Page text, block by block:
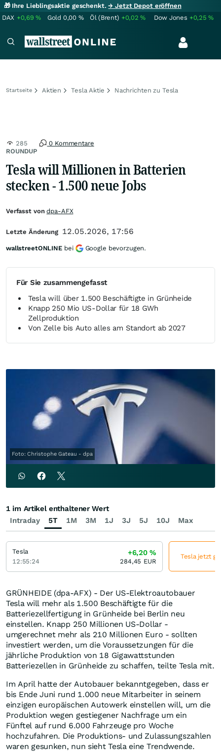
🎁 Ihre Lieblingsaktie geschenkt.→ Jetzt Depot eröffnen
DAX +0,69% Gold 0,00 % Öl (Brent) +0,02% Dow Jones +0,25%
Startseite Aktien Tesla Aktie Nachrichten zu Tesla
ROUNDUP
285 0 Kommentare
Tesla will Millionen in Batterien
stecken - 1.500 neue Jobs
Für Sie zusammengefasst
Tesla will über 1.500 Beschäftigte in Grünheide
Knapp 250 Mio US-Dollar für 18 GWh
Zellproduktion
Von Zelle bis Auto alles am Standort ab 2027
Foto: Christophe Gateau - dpa
GRÜNHEIDE (dpa-AFX) - Der US-Elektroautobauer
Tesla will mehr als 1.500 Beschäftigte für die
Batteriezellfertigung in Grünheide bei Berlin neu
einstellen. Knapp 250 Millionen US-Dollar -
umgerechnet mehr als 210 Millionen Euro - sollten
investiert werden, um die Voraussetzungen für die
jährliche Produktion von 18 Gigawattstunden
Batteriezellen in Grünheide zu schaffen, teilte Tesla mit.
Im April hatte der Autobauer bekanntgegeben, dass er
bis Ende Juni rund 1.000 neue Mitarbeiter in seinem
einzigen europäischen Autowerk einstellen will, um die
Produktion wegen gestiegener Nachfrage um ein
Fünftel auf rund 6.000 Fahrzeuge pro Woche
hochzufahren. Die Produktions- und Zulassungszahlen
waren gesunken, nun sieht Tesla eine Trendwende.
Verfasst vondpa-AFX
Letzte Änderung 12.05.2026, 17:56
wallstreetONLINE bei Google bevorzugen.
Intraday 5T 1M 3M 1J 3J 5J 10J Max
1 im Artikel enthaltener Wert
Tesla
12:55:24
+6,20%
284,45 EUR
Tesla jetzt